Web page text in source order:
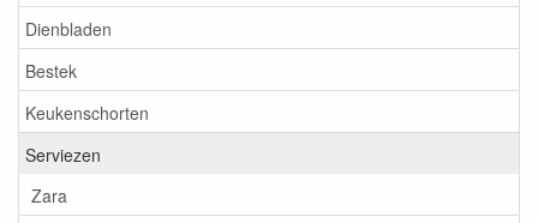
Dienbladen
Bestek
Keukenschorten
Serviezen
Zara